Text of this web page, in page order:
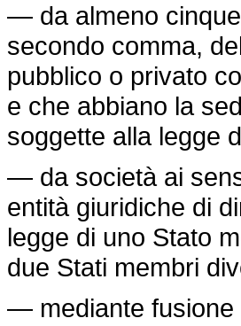
— da almeno
secondo comma,
pubblico o privato
e che abbiano la
soggette alla legge
— da società ai
entità giuridiche di
legge di uno Stato
due Stati membri
— mediante fusione